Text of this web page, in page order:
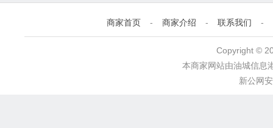
商家首页 - 商家介绍 - 联系我们 -
Copyright ©
本商家网站由油城信息
新公网